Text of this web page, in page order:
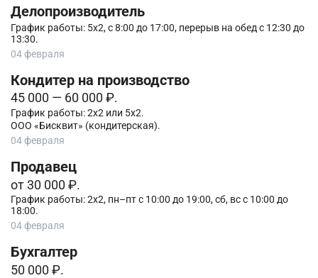
Делопроизводитель
График работы: 5х2, с 8:00 до 17:00, перерыв на обед с 12:30 до
13:30.
04 февраля
Кондитер на производство
45 000 — 60 000 ₽.
График работы: 2х2 или 5х2.
ООО «Бисквит» (кондитерская).
04 февраля
Продавец
от 30 000 ₽.
График работы: 2х2, пн–пт с 10:00 до 19:00, сб, вс с 10:00 до
18:00.
04 февраля
Бухгалтер
50 000 ₽.